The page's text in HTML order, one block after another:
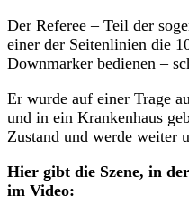
Der Referee – Teil der
einer der Seitenlinien die
Downmarker bedienen –
Er wurde auf einer Trage
und in ein Krankenhaus
Zustand und werde weiter
Hier gibt die Szene, in
im Video: